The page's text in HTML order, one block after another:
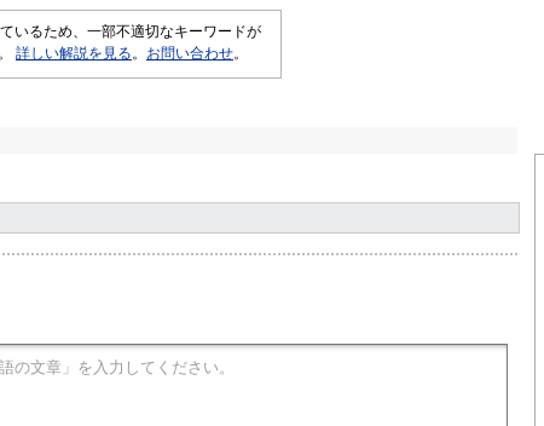
いるため、一部不適切なキーワードが
詳しい解説を見る 。 お問い合わせ。